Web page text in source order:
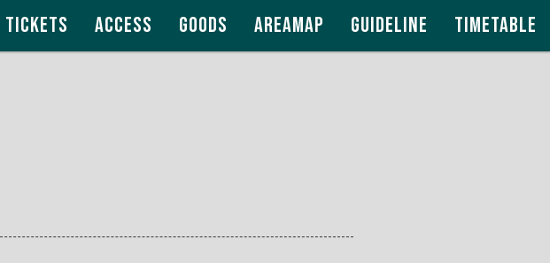
TICKETS ACCESS GOODS AREAMAP GUIDELINE TIMETABLE